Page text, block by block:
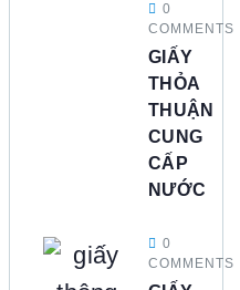
0
COMMENTS
GIẤY
THỎA
THUẬN
CUNG
CẤP
NƯỚC
0
COMMENTS